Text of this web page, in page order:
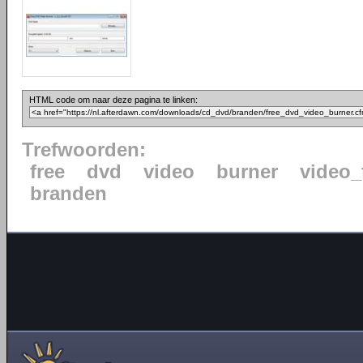
HTML code om naar deze pagina te linken:
Trefwoorden:
free
dvd video burner
branden